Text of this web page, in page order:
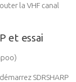
la VHF canal
et essai
SDRSHARP